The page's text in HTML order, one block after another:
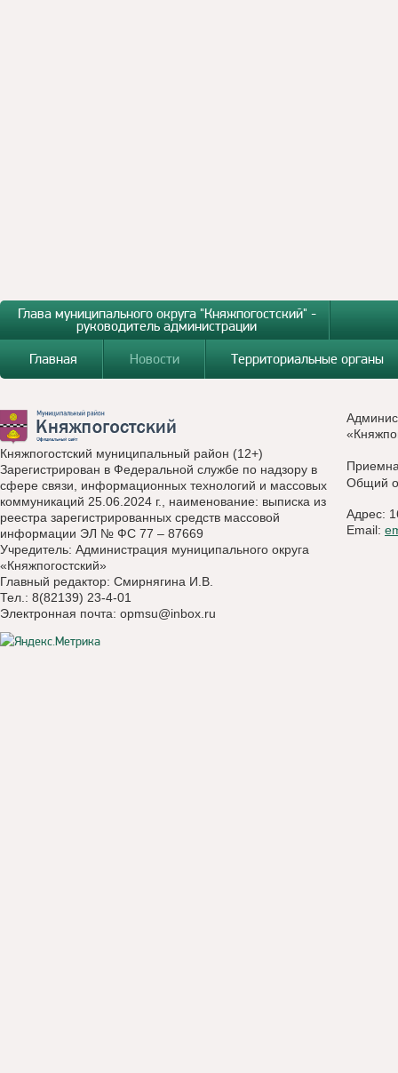
Глава муниципального округа "Княжпогостский" -
руководитель администрации
Главная
Новости Территориальные органы
Княжпогостский муниципальный район (12+)
Зарегистрирован в Федеральной службе по надзору в
сфере связи, информационных технологий и массовых
коммуникаций 25.06.2024 г., наименование: выписка из
реестра зарегистрированных средств массовой
информации ЭЛ № ФС 77 – 87669
Учредитель: Администрация муниципального округа
«Княжпогостский»
Главный редактор: Смирнягина И.В.
Тел.: 8(82139) 23-4-01
Электронная почта: opmsu@inbox.ru
Общий
Адрес:
Email: